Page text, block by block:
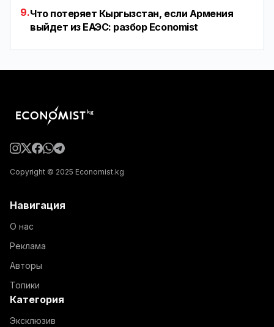
9.Что потеряет Кыргызстан, если Армения
выйдет из ЕАЭС: разбор Economist
Copyright © 2025 Economist.kg
Навигация
О нас
Реклама
Авторы
Топики
Категория
Эксклюзив